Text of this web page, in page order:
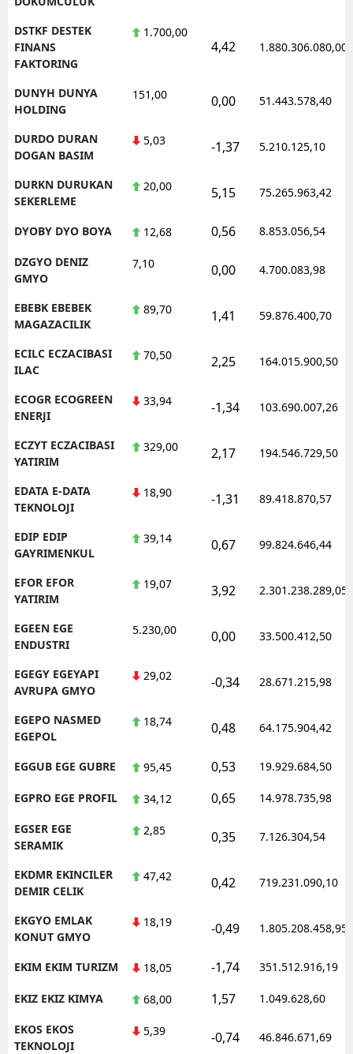
DSTKF DESTEK
FINANS
FAKTORING
1.700,00
4,42 1.880.306.080,00
DUNYH DUNYA
HOLDING
151,00 0,00 51.443.578,40
DURDO DURAN
DOGAN BASIM
5,03 -1,37 5.210.125,10
DURKN DURUKAN
SEKERLEME
20,00 5,15 75.265.963,42
DYOBY DYO BOYA 12,68 0,56 8.853.056,54
DZGYO DENIZ
GMYO
7,10 0,00 4.700.083,98
EBEBK EBEBEK
MAGAZACILIK
89,70 1,41 59.876.400,70
ECILC ECZACIBASI
ILAC
70,50 2,25 164.015.900,50
ECOGR ECOGREEN
ENERJI
33,94 -1,34 103.690.007,26
ECZYT ECZACIBASI
YATIRIM
329,00 2,17 194.546.729,50
EDATA E-DATA
TEKNOLOJI
18,90 -1,31 89.418.870,57
EDIP EDIP
GAYRIMENKUL
39,14 0,67 99.824.646,44
EFOR EFOR
YATIRIM
19,07 3,92 2.301.238.289,05
EGEEN EGE
ENDUSTRI
5.230,00 0,00 33.500.412,50
EGEGY EGEYAPI
AVRUPA GMYO
29,02 -0,34 28.671.215,98
EGEPO NASMED
EGEPOL
18,74 0,48 64.175.904,42
EGGUB EGE GUBRE 95,45 0,53 19.929.684,50
EGPRO EGE PROFIL 34,12 0,65 14.978.735,98
EGSER EGE
SERAMIK
2,85 0,35 7.126.304,54
EKDMR EKINCILER
DEMIR CELIK
47,42 0,42 719.231.090,10
EKGYO EMLAK
KONUT GMYO
18,19 -0,49 1.805.208.458,95
EKIM EKIM TURIZM 18,05 -1,74 351.512.916,19
EKIZ EKIZ KIMYA 68,00 1,57 1.049.628,60
EKOS EKOS
TEKNOLOJI
5,39 -0,74 46.846.671,69